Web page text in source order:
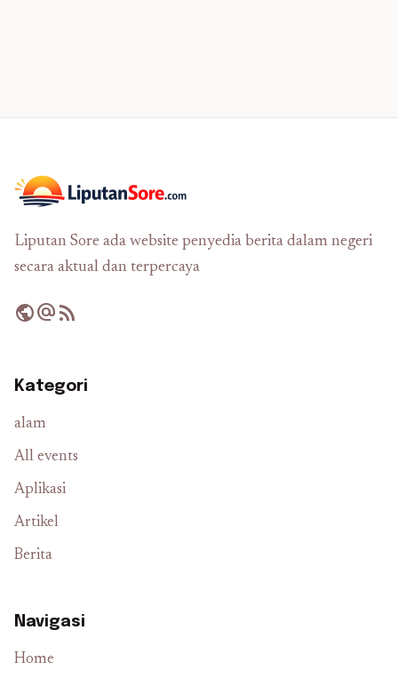
Liputan Sore ada website penyedia berita dalam negeri
secara aktual dan terpercaya
publicalternate_emailrss_feed
Kategori
alam
All events
Aplikasi
Artikel
Berita
Navigasi
Home